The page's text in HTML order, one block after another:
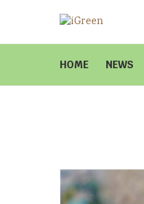
HOME NEWS